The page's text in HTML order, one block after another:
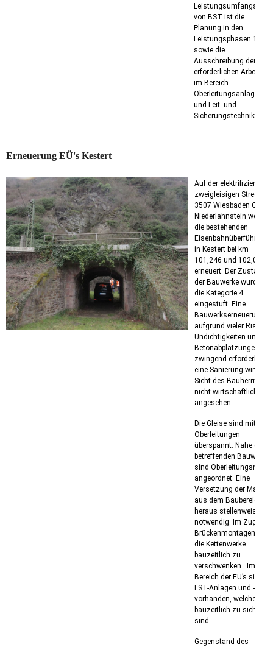
Leistungsumfangs
von BST ist die
Planung in den
Leistungsphasen 1-4
sowie die
Ausschreibung der
erforderlichen Arbeiten
im Bereich
Oberleitungsanlagen
und Leit- und
Sicherungstechnik.
Erneuerung EÜ's Kestert
Auf der elektrifizierten
zweigleisigen Strecke
3507 Wiesbaden Ost -
Niederlahnstein werden
die bestehenden
in Kestert bei km
101,246 und 102,047
erneuert. Der Zustand
der Bauwerke wurde in
die Kategorie 4
eingestuft. Eine
Bauwerkserneuerung
aufgrund vieler Risse,
Undichtigkeiten und
Betonabplatzungen
zwingend erforderlich,
eine Sanierung wird aus
Sicht des Bauherrn als
nicht wirtschaftlich
angesehen.
Die Gleise sind mit
Oberleitungen
überspannt. Nahe der
betreffenden Bauwerke
sind
angeordnet. Eine
Versetzung der Maste
aus dem Baubereich
heraus stellenweise
notwendig. Im Zuge der
Brückenmontagen sind
die Kettenwerke
bauzeitlich zu
verschwenken.
Im
Bereich der EÜ’s sind
LST-Anlagen und -Kabel
vorhanden, welche
bauzeitlich zu sichern
sind.
Gegenstand des